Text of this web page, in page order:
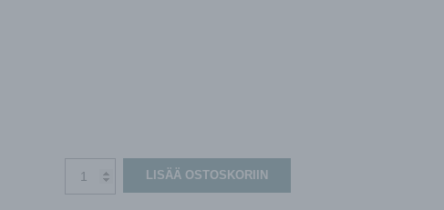
oikea
LISÄÄ OSTOSKORIIN